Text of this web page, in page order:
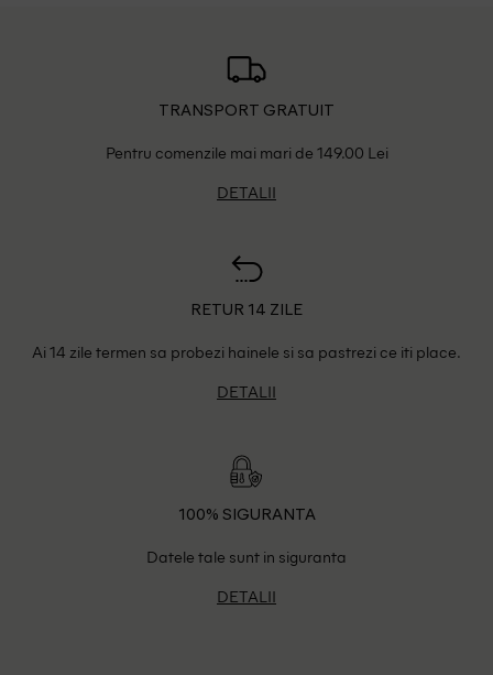
TRANSPORT GRATUIT
Pentru comenzile mai mari de 149.00 Lei
DETALII
RETUR 14 ZILE
Ai 14 zile termen sa probezi hainele si sa pastrezi ce iti place.
DETALII
100% SIGURANTA
Datele tale sunt in siguranta
DETALII